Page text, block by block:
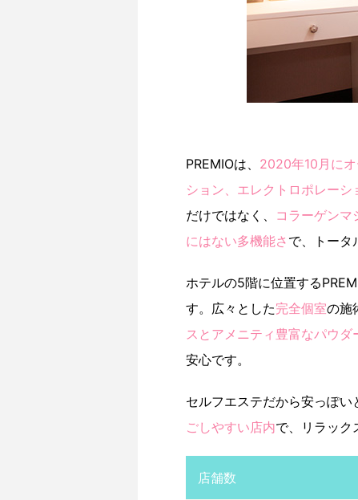
PREMIOは、 2020年10月に
ション、エレクトロポレー
だけではなく、 コラーゲンマ
にはない多機能さ で、トータ
ホテルの5階に位置する
す。広々とした完全個室の施
スとアメニティ豊富なパウダ
安心です。
セルフエステだから安っぽい
ごしやすい店内で、リラック
店舗数